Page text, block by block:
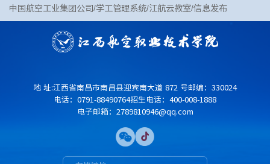
中国航空工业集团公司 学工管理系统 江航云教室信息发布
地 址:江西省南昌市南昌县迎宾南大道 872 号邮编：330024
电话：0791-88490764招生电话：400-008-1888
电子邮箱：2789810946@qq.com